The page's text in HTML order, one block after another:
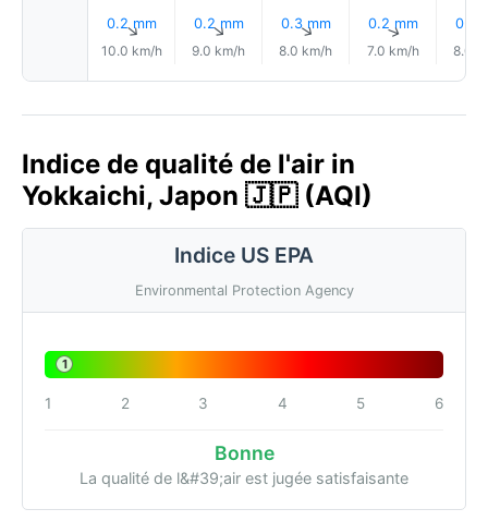
0.2 mm
↑
10.0 km/h
0.2 mm
↑
9.0 km/h
0.3 mm
↑
8.0 km/h
0.2 mm
↑
7.0 km/h
0.2
8.0
Indice de qualité de l'air in
Yokkaichi, Japon 🇯🇵 (AQI)
Indice US EPA
Environmental Protection Agency
1
1 2 3 4 5 6
Bonne
La qualité de l&#39;air est jugée satisfaisante